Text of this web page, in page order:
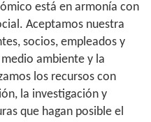
está en armonía con
Aceptamos nuestra
socios, empleados y
ambiente y la
los recursos con
la investigación y
que hagan posible el